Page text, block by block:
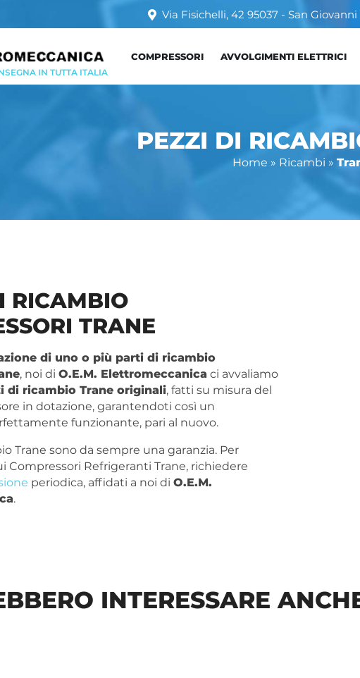
Via Fisichelli, 42 95037 - San
COMPRESSORI AVVOLGIMENTI ELETTRICI
IN TUTTA ITALIA
PEZZI DI
Home » Ricambi »
RICAMBIO
TRANE
di uno o più parti di ricambio
, noi di O.E.M. Elettromeccanica ci avvaliamo
di ricambio Trane originali, fatti su misura del
in dotazione, garantendoti così un
funzionante, pari al nuovo.
Trane sono da sempre una garanzia. Per
Compressori Refrigeranti Trane, richiedere
periodica, affidati a noi di O.E.M.
.
INTERESSARE